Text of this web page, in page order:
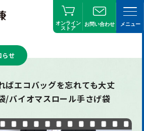
オンライン
ストア
お問い合わせ メニュー
らせ
ばエコバッグを忘れても大丈
バイオマスロール手さげ袋